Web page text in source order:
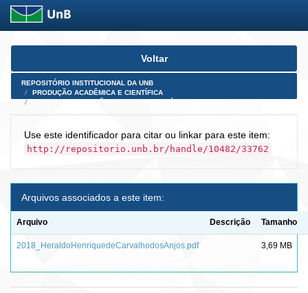
Skip
Voltar
REPOSITÓRIO INSTITUCIONAL DA UNB
PRODUÇÃO ACADÊMICA E CIENTÍFICA
Use este identificador para citar ou linkar para este item:
http://repositorio.unb.br/handle/10482/33762
Arquivos associados a este item:
Arquivo Descrição Tamanho
2018_HeraldoHenriquedeCarvalhodosAnjos.pdf 3,69 MB